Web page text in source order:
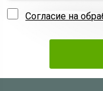
Согласие на